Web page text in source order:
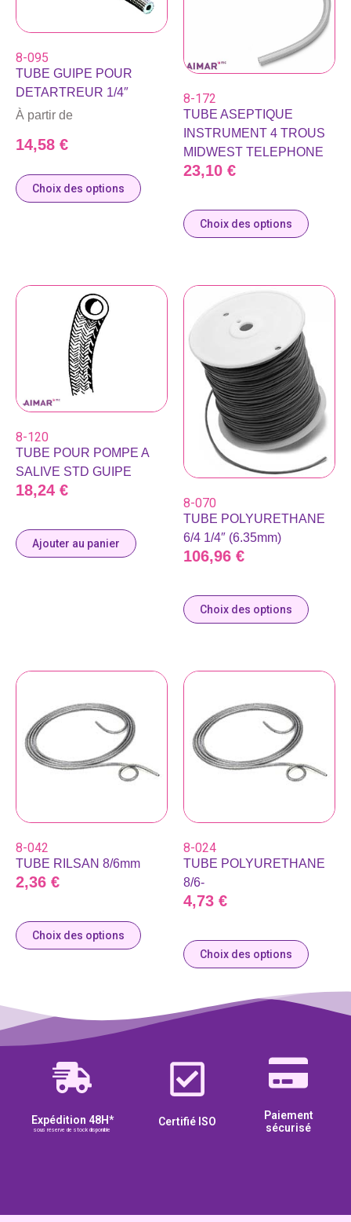
8-095
TUBE GUIPE POUR
DETARTREUR 1/4″
À partir de
14,58 €
Choix des options
8-172
TUBE ASEPTIQUE
INSTRUMENT 4 TROUS
MIDWEST TELEPHONE
23,10 €
Choix des options
8-120
TUBE POUR POMPE A
SALIVE STD GUIPE
18,24 €
Ajouter au panier
8-070
TUBE POLYURETHANE
6/4 1/4″ (6.35mm)
106,96 €
Choix des options
8-042
TUBE RILSAN 8/6mm
2,36 €
Choix des options
8-024
TUBE POLYURETHANE
8/6-
4,73 €
Choix des options
Expédition 48H*
sous réserve de stock disponible
Certifié ISO
Paiement
sécurisé